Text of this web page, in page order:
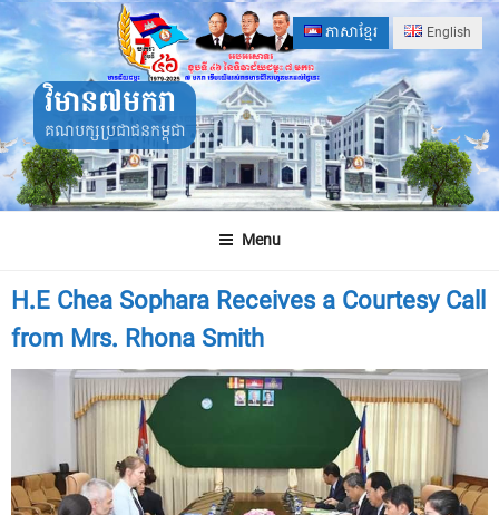
Skip
to
content
ភាសាខ្មែរ English
វិមាន៧មករា
គណបក្សប្រជាជនកម្ពុជា
Menu
H.E Chea Sophara Receives a Courtesy Call
from Mrs. Rhona Smith